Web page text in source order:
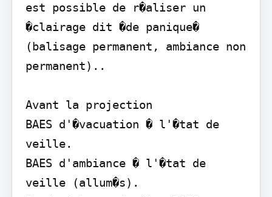
est possible de r�aliser un
�clairage dit �de panique�
(balisage permanent, ambiance non
permanent)..
Avant la projection
BAES d'�vacuation � l'�tat de
veille.
BAES d'ambiance � l'�tat de
veille (allum�s).